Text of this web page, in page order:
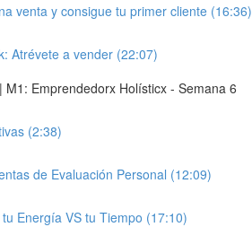
venta y consigue tu primer cliente (16:36)
Atrévete a vender (22:07)
M1: Emprendedorx Holísticx - Semana 6
(2:38)
de Evaluación Personal (12:09)
Energía VS tu Tiempo (17:10)